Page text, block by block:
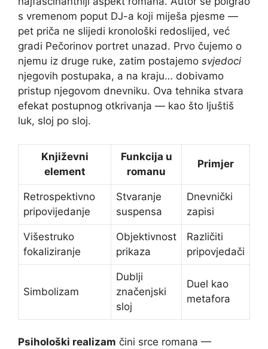
s vremenom poput DJ-a koji miješa pjesme —
pet priča ne slijedi kronološki redoslijed, već
gradi Pečorinov portret unazad. Prvo čujemo o
njemu iz druge ruke, zatim postajemo svjedoci
njegovih postupaka, a na kraju… dobivamo
pristup njegovom dnevniku. Ova tehnika stvara
efekat postupnog otkrivanja — kao što ljuštiš
luk, sloj po sloj.
Književni
element
Funkcija u
romanu
Primjer
Retrospektivno
pripovijedanje
Stvaranje
suspensa
Dnevnički
zapisi
Višestruko
fokaliziranje
Objektivnost
prikaza
Različiti
pripovjedači
Simbolizam
Dublji
značenjski
sloj
Duel kao
metafora
Psihološki realizam čini srce romana —